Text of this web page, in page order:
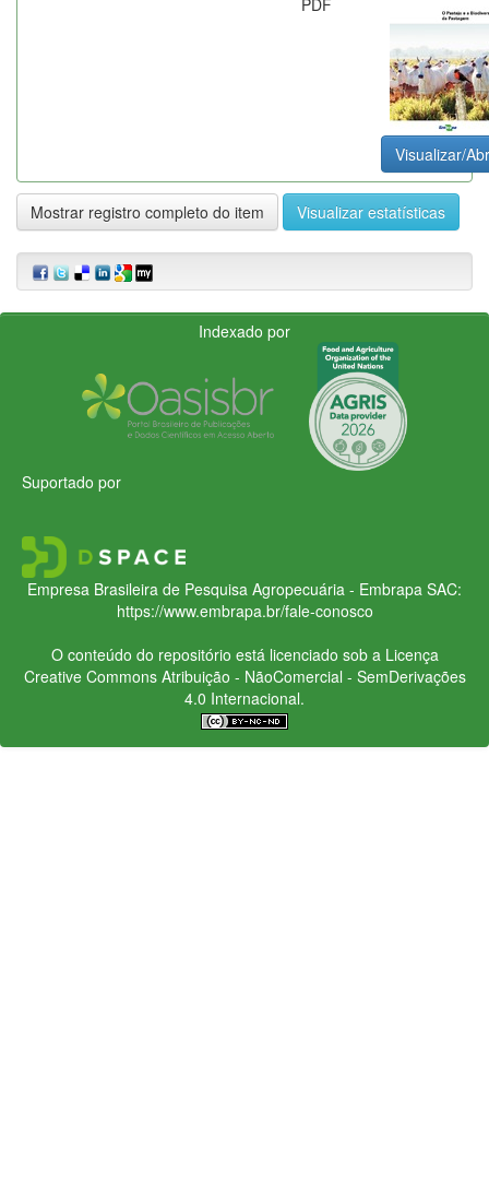
Visualizar/
Mostrar registro completo do item Visualizar estatísticas
Indexado por
Suportado por
Empresa Brasileira de Pesquisa Agropecuária - Embrapa SAC:
https://www.embrapa.br/fale-conosco
O conteúdo do repositório está licenciado sob a Licença
Creative CommonsAtribuição - NãoComercial - SemDerivações
4.0 Internacional.